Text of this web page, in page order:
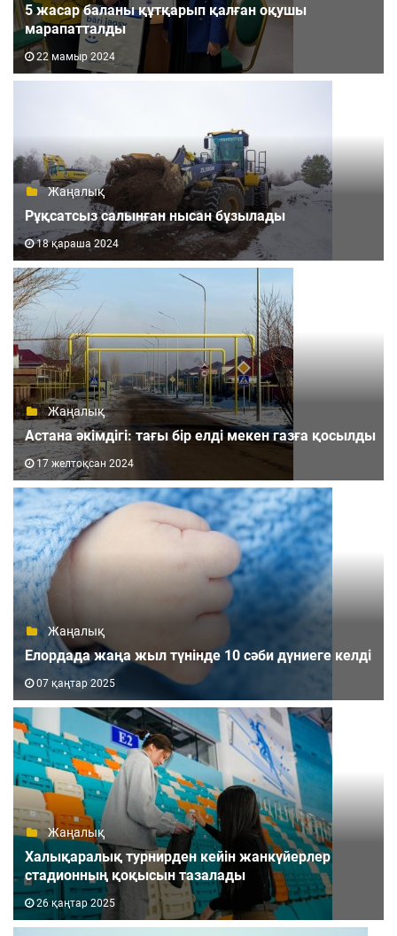
5 жасар баланы құтқарып қалған оқушы
марапатталды
22 мамыр 2024
Жаңалық
Рұқсатсыз салынған нысан бұзылады
18 қараша 2024
Жаңалық
Астана әкімдігі: тағы бір елді мекен газға қосылды
17 желтоқсан 2024
Жаңалық
Елордада жаңа жыл түнінде 10 сәби дүниеге келді
07 қаңтар 2025
Жаңалық
Халықаралық турнирден кейін жанкүйерлер
стадионның қоқысын тазалады
26 қаңтар 2025